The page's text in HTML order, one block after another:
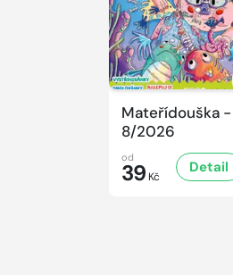
Mateřídouška -
8/2026
od
39 Kč
Detail